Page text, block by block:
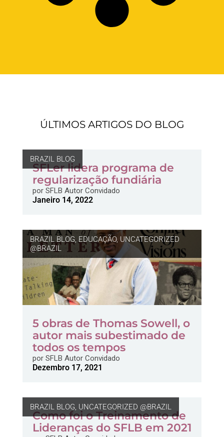
ÚLTIMOS ARTIGOS DO BLOG
BRAZIL BLOG
SFLer lidera programa de
regularização fundiária
porSFLB Autor Convidado
Janeiro 14, 2022
BRAZIL BLOG, EDUCAÇÃO, UNCATEGORIZED
@BRAZIL
5 obras de Thomas Sowell, o
autor mais subestimado de
todos os tempos
porSFLB Autor Convidado
Dezembro 17, 2021
BRAZIL BLOG, UNCATEGORIZED @BRAZIL
Como foi o Treinamento de
Lideranças do SFLB em 2021